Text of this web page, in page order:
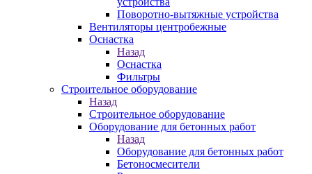
Поворотно-вытяжные устройства
Вентиляторы центробежные
Оснастка
Назад
Оснастка
Фильтры
Строительное оборудование
Назад
Строительное оборудование
Оборудование для бетонных работ
Назад
Оборудование для бетонных работ
Бетоносмесители